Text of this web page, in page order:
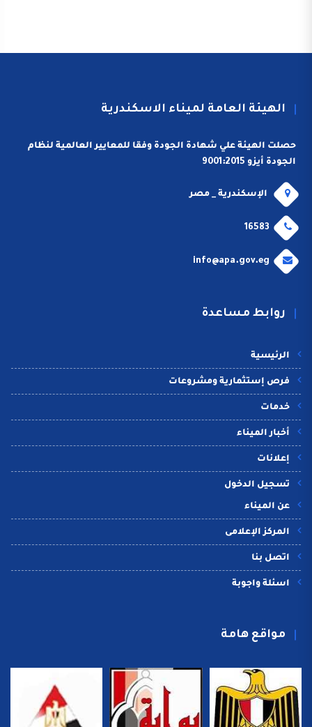
الهيئة العامة لميناء الاسكندرية
حصلت الهيئة علي شهادة الجودة وفقا للمعايير العالمية لنظام
الجودة أيزو 9001:2015
الإسكندرية _ مصر
16583
info@apa.gov.eg
روابط مساعدة
الرئيسية
فرص إستثمارية ومشروعات
خدمات
أخبار الميناء
إعلانات
تسجيل الدخول
عن الميناء
المركز الإعلامى
اتصل بنا
اسئلة واجوبة
مواقع هامة